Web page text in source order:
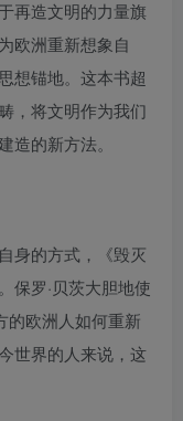
再造文明的力量旗
欧洲重新想象自
想锚地。这本书超
，将文明作为我们
的新方法。
身的方式，《毁灭
保罗·贝茨大胆地使
的欧洲人如何重新
世界的人来说，这